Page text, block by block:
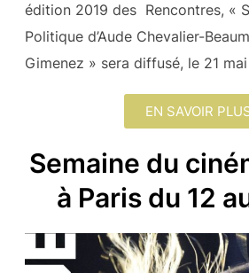
édition 2019 des Rencontres, «
Politique d’Aude Chevalier-
Gimenez » sera diffusé, le 21
EN SAVOIR
Semaine du
à Paris du 12